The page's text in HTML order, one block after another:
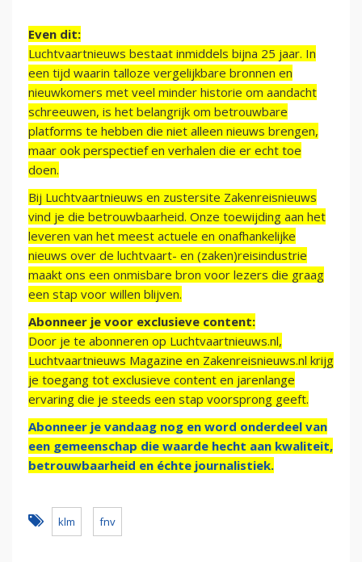
Even dit:
Luchtvaartnieuws bestaat inmiddels bijna 25 jaar. In
een tijd waarin talloze vergelijkbare bronnen en
nieuwkomers met veel minder historie om aandacht
schreeuwen, is het belangrijk om betrouwbare
platforms te hebben die niet alleen nieuws brengen,
maar ook perspectief en verhalen die er echt toe
doen.
Bij Luchtvaartnieuws en zustersite Zakenreisnieuws
vind je die betrouwbaarheid. Onze toewijding aan het
leveren van het meest actuele en onafhankelijke
nieuws over de luchtvaart- en (zaken)reisindustrie
maakt ons een onmisbare bron voor lezers die graag
een stap voor willen blijven.
Abonneer je voor exclusieve content:
Door je te abonneren op Luchtvaartnieuws.nl,
Luchtvaartnieuws Magazine en Zakenreisnieuws.nl krijg
je toegang tot exclusieve content en jarenlange
ervaring die je steeds een stap voorsprong geeft.
Abonneer je vandaag nog en word onderdeel van
een gemeenschap die waarde hecht aan kwaliteit,
betrouwbaarheid en échte journalistiek.
klm fnv